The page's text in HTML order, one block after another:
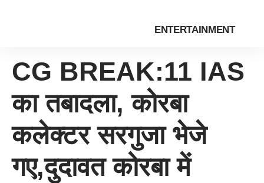
ENTERTAINMENT
CG BREAK:11 IAS
का तबादला, कोरबा
कलेक्टर सरगुजा भेजे
गए,दुदावत कोरबा में